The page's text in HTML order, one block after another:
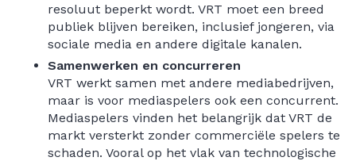
resoluut beperkt wordt. VRT moet een breed
publiek blijven bereiken, inclusief jongeren, via
sociale media en andere digitale kanalen.
Samenwerken en concurreren
VRT werkt samen met andere mediabedrijven,
maar is voor mediaspelers ook een concurrent.
Mediaspelers vinden het belangrijk dat VRT de
markt versterkt zonder commerciële spelers te
schaden. Vooral op het vlak van technologische